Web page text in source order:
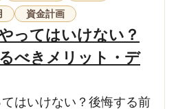
資金計画
ってはいけない？
べきメリット・デ
はいけない？後悔する前